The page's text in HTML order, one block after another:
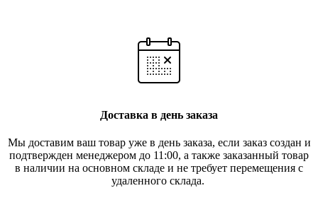
Доставка в день заказа
Мы доставим ваш товар уже в день заказа, если заказ создан и
подтвержден менеджером до 11:00, а также заказанный товар
в наличии на основном складе и не требует перемещения с
удаленного склада.